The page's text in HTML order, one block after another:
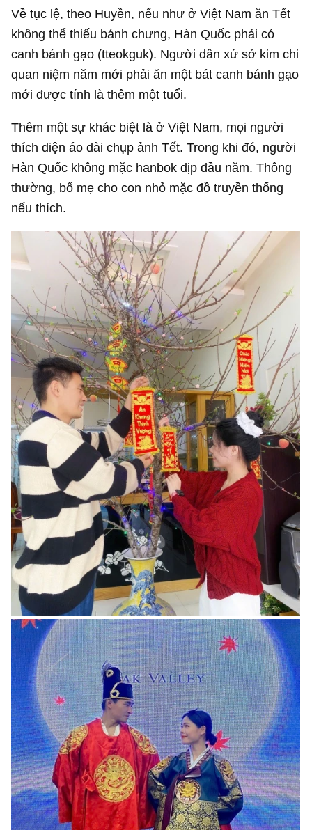
Về tục lệ, theo Huyền, nếu như ở Việt Nam ăn Tết
không thể thiếu bánh chưng, Hàn Quốc phải có
canh bánh gạo (tteokguk). Người dân xứ sở kim chi
quan niệm năm mới phải ăn một bát canh bánh gạo
mới được tính là thêm một tuổi.
Thêm một sự khác biệt là ở Việt Nam, mọi người
thích diện áo dài chụp ảnh Tết. Trong khi đó, người
Hàn Quốc không mặc hanbok dịp đầu năm. Thông
thường, bố mẹ cho con nhỏ mặc đồ truyền thống
nếu thích.